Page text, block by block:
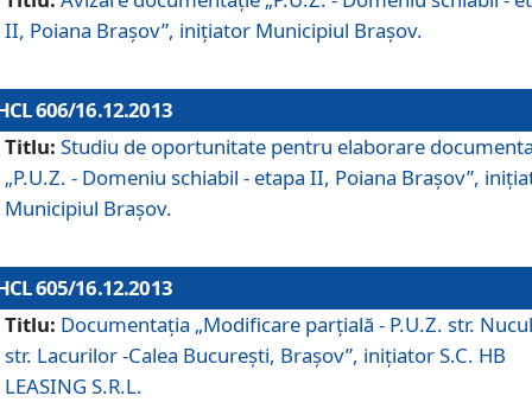
II, Poiana Braşov”, iniţiator Municipiul Braşov.
606/16.12.2013
Titlu: Studiu de oportunitate pentru elaborare
„P.U.Z. - Domeniu schiabil - etapa II, Poiana Braşov”,
Municipiul Braşov.
605/16.12.2013
Titlu: Documentaţia „Modificare parţială - P.U.Z. str.
str. Lacurilor -Calea Bucureşti, Braşov”, iniţiator S.C. HB
LEASING S.R.L.